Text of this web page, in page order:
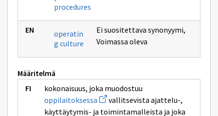
procedures
operatin
g culture
Ei suositettava synonyymi,
Voimassa oleva
Määritelmä
kokonaisuus, joka muodostuu
oppilaitoksessa Avaa
uuden
ikkunan
vallitsevista ajattelu-,
käyttäytymis- ja toimintamalleista ja joka